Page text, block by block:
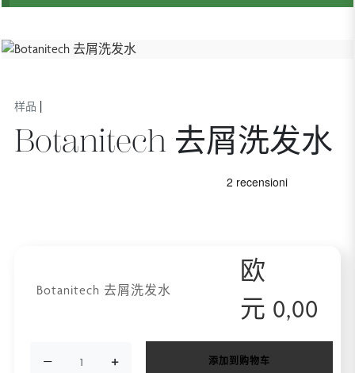
样品
Botanitech 去屑洗发水
Botanitech 去屑洗发水
欧
元 0,00
− + 添加到购物车